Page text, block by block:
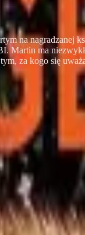
na
ma
za kogo się